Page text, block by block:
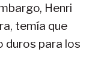
Henri
temía que
duros para los